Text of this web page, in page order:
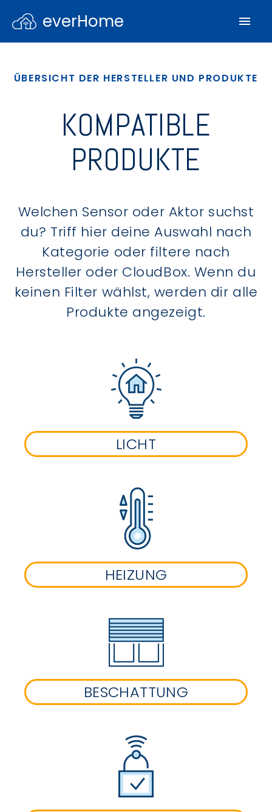
everHome
ÜBERSICHT DER HERSTELLER UND PRODUKTE
KOMPATIBLE
PRODUKTE
Welchen Sensor oder Aktor suchst
du? Triff hier deine Auswahl nach
Kategorie oder filtere nach
Hersteller oder CloudBox. Wenn du
keinen Filter wählst, werden dir alle
Produkte angezeigt.
LICHT
HEIZUNG
BESCHATTUNG